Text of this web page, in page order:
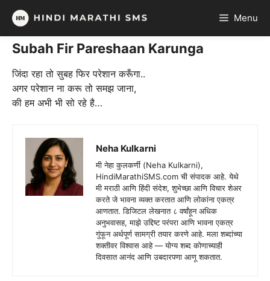
Skip
content
Menu
Subah Fir Pareshaan Karunga
जिंदा रहा तो सुबह फिर परेशान करूँगा..
अगर परेशान ना करू तो समझ जाना,
की हम अभी भी सो रहे है…
Neha Kulkarni
मी नेहा कुलकर्णी (Neha Kulkarni),
HindiMarathiSMS.com ची संपादक आहे. येथे
मी मराठी आणि हिंदी संदेश, शुभेच्छा आणि विचार शेअर
करते जे भावना व्यक्त करतात आणि लोकांना एकत्र
आणतात. डिजिटल लेखनात ८ वर्षांहून अधिक
अनुभवासह, माझे उद्दिष्ट परंपरा आणि भावना एकत्र
गुंफून अर्थपूर्ण सामग्री तयार करणे आहे. मला शब्दांच्या
शक्तीवर विश्वास आहे — योग्य शब्द कोणाच्याही
दिवसात आनंद आणि उबदारपणा आणू शकतात.